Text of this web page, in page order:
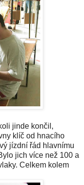
jinde končil,
klíč od hnacího
jízdní řád hlavnímu
jich více než 100 a
Celkem kolem